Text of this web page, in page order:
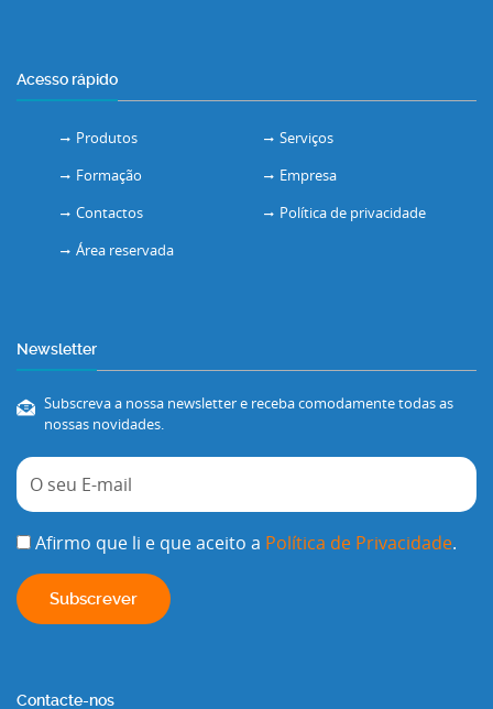
Acesso rápido
Produtos
Serviços
Formação
Empresa
Contactos
Política de privacidade
Área reservada
Newsletter
Subscreva a nossa newsletter e receba comodamente todas as
nossas novidades.
Afirmo que li e que aceito a Política de Privacidade.
Contacte-nos